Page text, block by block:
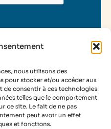
nous utilisons des
pour stocker et/ou accéder aux
de consentir à ces technologies
telles que le comportement
ce site. Le fait de ne pas
peut avoir un effet
et fonctions.
des Mômes
légales
cookies